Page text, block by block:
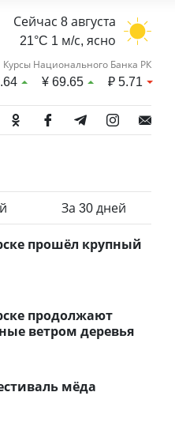
Сейчас 8 августа
21°C 1 м/с, ясно
Курсы Национального Банка РК
¥69.65 ₽5.71
За 30 дней
прошёл крупный
продолжают
ветром деревья
мёда